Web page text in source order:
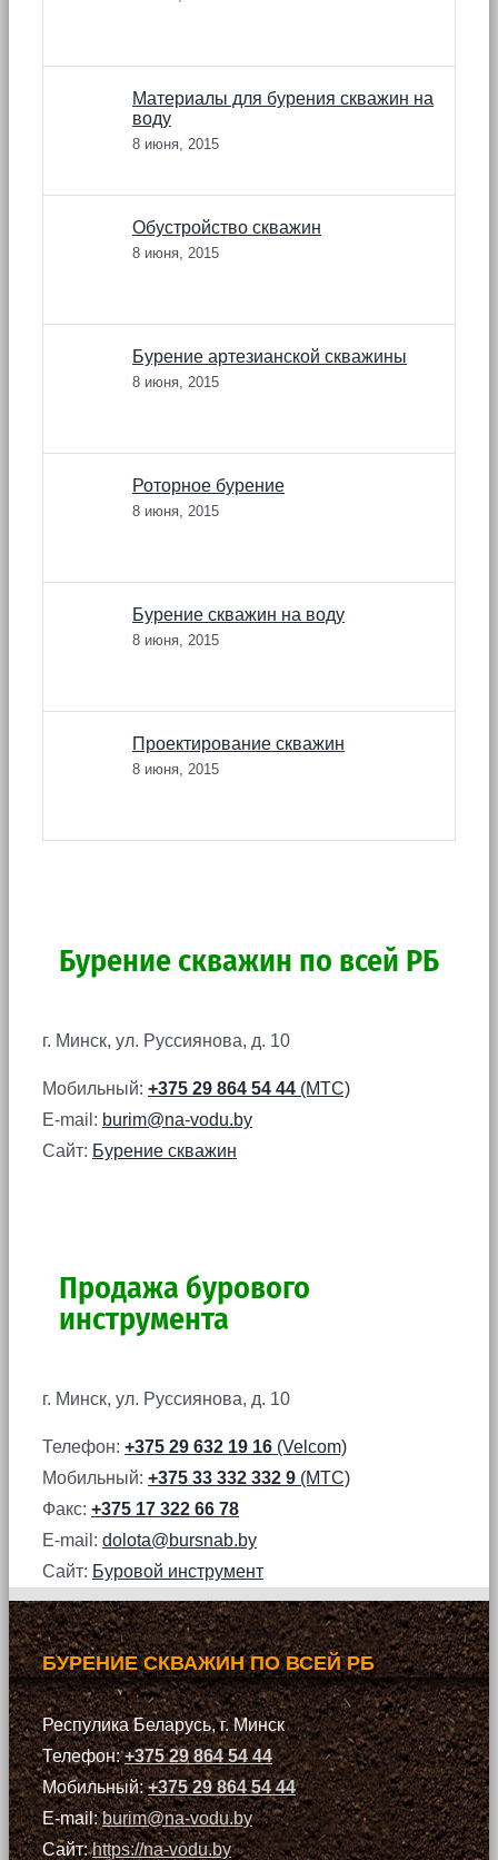
Материалы для бурения скважин на
воду
8 июня, 2015
Обустройство скважин
8 июня, 2015
Бурение артезианской скважины
8 июня, 2015
Роторное бурение
8 июня, 2015
Бурение скважин на воду
8 июня, 2015
Проектирование скважин
8 июня, 2015
Бурение скважин по всей РБ
г. Минск, ул. Руссиянова, д. 10
Мобильный: +375 29 864 54 44 (МТС)
E-mail: burim@na-vodu.by
Сайт: Бурение скважин
Продажа бурового
инструмента
г. Минск, ул. Руссиянова, д. 10
Телефон: +375 29 632 19 16 (Velcom)
Мобильный: +375 33 332 332 9 (МТС)
Факс: +375 17 322 66 78
E-mail: dolota@bursnab.by
Сайт: Буровой инструмент
БУРЕНИЕ СКВАЖИН ПО ВСЕЙ РБ
Респулика Беларусь, г. Минск
Телефон:+375 29 864 54 44
Мобильный:+375 29 864 54 44
E-mail:burim@na-vodu.by
Сайт:https://na-vodu.by